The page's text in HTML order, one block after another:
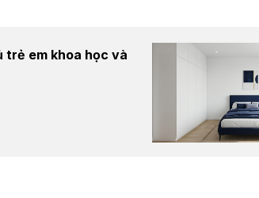
trẻ em khoa học và